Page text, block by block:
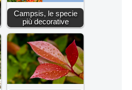
Campsis, le specie
più decorative